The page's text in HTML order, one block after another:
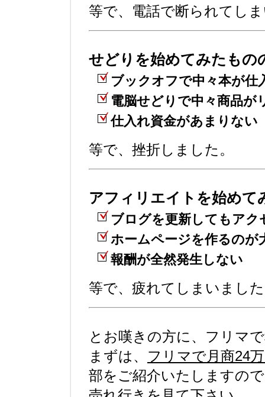
等で、電話で断られてし
せどりを始めてみたも
ブックオフで中々本が仕
電脳せどりで中々商品が
仕入れ資金があまりない
等で、挫折しました。
アフィリエイトを始め
ブログを更新してもアク
ホームページを作るのが
報酬が全然発生しない
等で、疲れてしまいまし
とお嘆きの方に、フリマ
まずは、 フリマで月商24
部をご紹介いたしますの